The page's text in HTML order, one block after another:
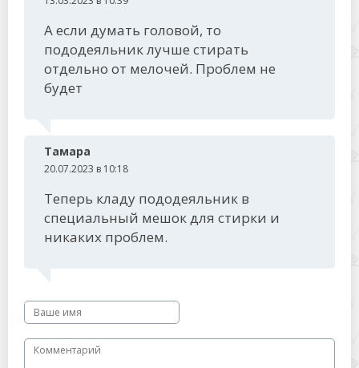
А если думать головой, то
пододеяльник лучше стирать
отдельно от мелочей. Проблем не
будет
Тамара
20.07.2023 в 10:18
Теперь кладу пододеяльник в
специальный мешок для стирки и
никаких проблем.